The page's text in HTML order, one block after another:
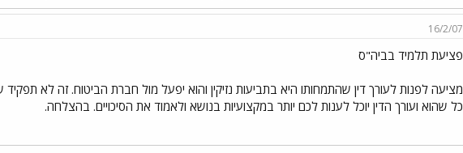
16/2/07
פציעת תלמיד בביה"ס
מציעה לפנות לעורך דין שהתמחותו היא בתביעות נזיקין והוא יפעל מול חברת הביטוח. זה לא
כל שהוא ועורך הדין יוכל לענות לכם יותר במקצועיות בנושא ולאמוד את הסיכויים. בהצלחה.